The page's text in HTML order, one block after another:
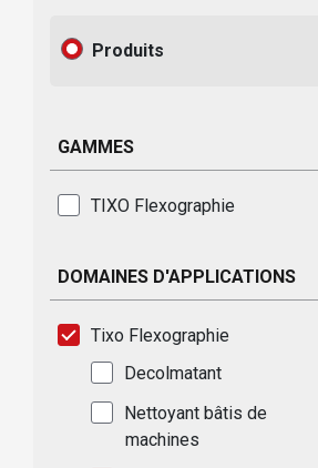
Produits
GAMMES
TIXO Flexographie
DOMAINES D'APPLICATIONS
Tixo Flexographie
Decolmatant
Nettoyant bâtis de
machines